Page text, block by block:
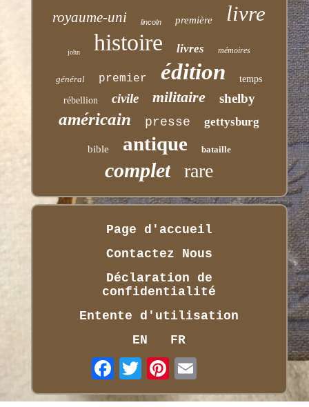
royaume-uni lincoln première livre
john histoire livres mémoires
général premier édition temps
rébellion civile militaire shelby
américain presse gettysburg
bible antique bataille
complet rare
Page d'accueil
Contactez Nous
Déclaration de
confidentialité
Entente d'utilisation
EN
FR